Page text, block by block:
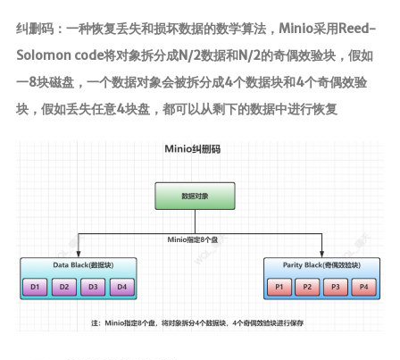
纠删码：一种恢复丢失和损坏数据的数学算法，Minio采用Reed-
Solomon code将对象拆分成N/2数据和N/2的奇偶效验块，假如
一8块磁盘，一个数据对象会被拆分成4个数据块和4个奇偶效验
块，假如丢失任意4块盘，都可以从剩下的数据中进行恢复